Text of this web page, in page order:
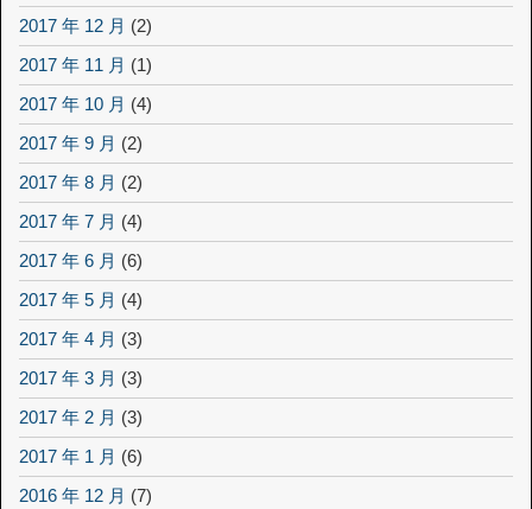
2017 年 12 月 (2)
2017 年 11 月 (1)
2017 年 10 月 (4)
2017 年 9 月 (2)
2017 年 8 月 (2)
2017 年 7 月 (4)
2017 年 6 月 (6)
2017 年 5 月 (4)
2017 年 4 月 (3)
2017 年 3 月 (3)
2017 年 2 月 (3)
2017 年 1 月 (6)
2016 年 12 月 (7)